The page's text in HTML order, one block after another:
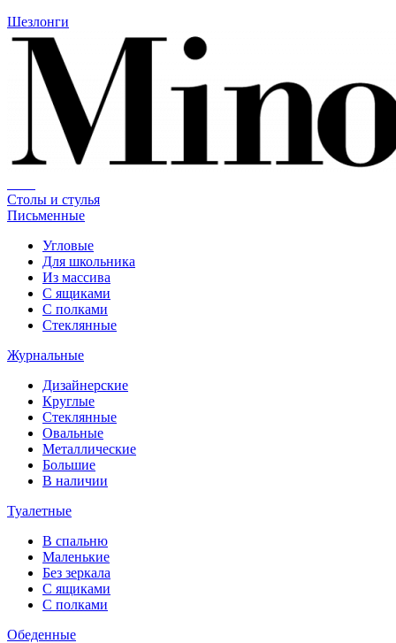
Шезлонги
Столы и стулья
Письменные
Угловые
Для школьника
Из массива
С ящиками
С полками
Стеклянные
Журнальные
Дизайнерские
Круглые
Стеклянные
Овальные
Металлические
Большие
В наличии
Туалетные
В спальню
Маленькие
Без зеркала
С ящиками
С полками
Обеденные